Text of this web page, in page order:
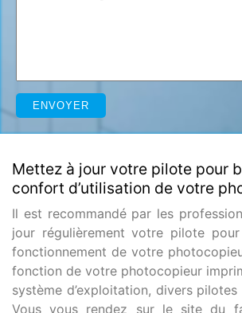
Mettez à jour votre pilote pour
confort d’utilisation de votre
Il est recommandé par les
jour régulièrement votre pilote
fonctionnement de votre
fonction de votre photocopieur
système d’exploitation, divers
Vous vous rendez sur le site du